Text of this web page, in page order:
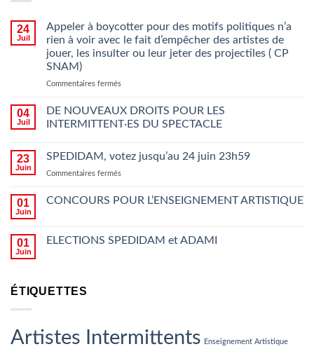
24
Juil
Appeler à boycotter pour des motifs politiques n’a
rien à voir avec le fait d’empêcher des artistes de
jouer, les insulter ou leur jeter des projectiles ( CP
SNAM)
Commentaires ferméssur
à
boycotter
motifs
à
le
ou
leur
04
Juil
DE NOUVEAUX DROITS POUR LES
INTERMITTENT·ES DU SPECTACLE
23
Juin
SPEDIDAM, votez jusqu’au 24 juin 23h59
Commentaires ferméssur
votez
23h59
01
Juin
CONCOURS POUR L’ENSEIGNEMENT ARTISTIQUE
01
Juin
ELECTIONS SPEDIDAM et ADAMI
ÉTIQUETTES
Artistes Intermittents Enseignement Artistique